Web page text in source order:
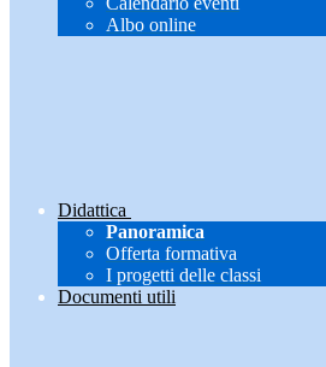
Albo online
Didattica
Panoramica
Offerta formativa
I progetti delle classi
Documenti utili